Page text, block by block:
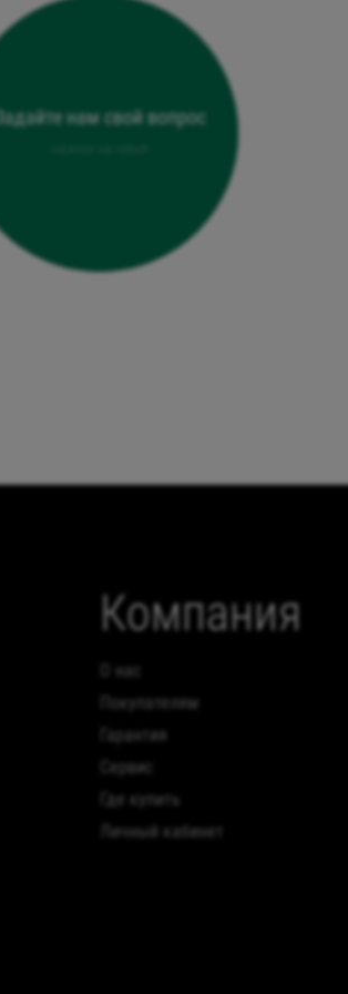
Задайте нам свой вопрос
Компания
О нас
Покупателям
Гарантия
Сервис
Где купить
Личный кабинет